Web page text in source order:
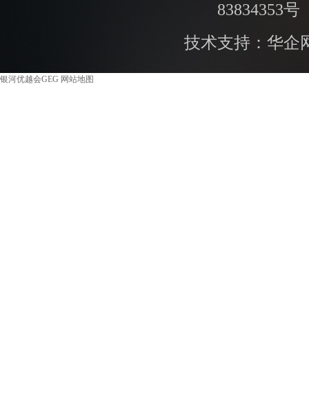
83834353号
技术支持：华企
银河优越会GEG 网站地图